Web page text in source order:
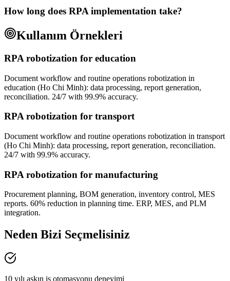
How long does RPA implementation take?
Kullanım Örnekleri
RPA robotization for education
Document workflow and routine operations robotization in
education (Ho Chi Minh): data processing, report generation,
reconciliation. 24/7 with 99.9% accuracy.
RPA robotization for transport
Document workflow and routine operations robotization in transport
(Ho Chi Minh): data processing, report generation, reconciliation.
24/7 with 99.9% accuracy.
RPA robotization for manufacturing
Procurement planning, BOM generation, inventory control, MES
reports. 60% reduction in planning time. ERP, MES, and PLM
integration.
Neden Bizi Seçmelisiniz
10 yılı aşkın iş otomasyonu deneyimi